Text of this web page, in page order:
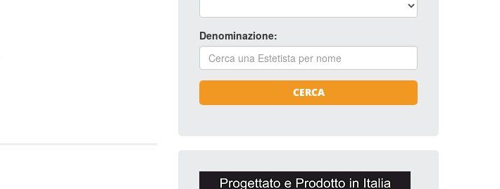
Denominazione:
CERCA